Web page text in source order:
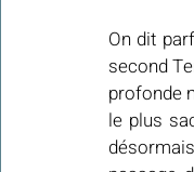
On dit
second
profonde
le plus